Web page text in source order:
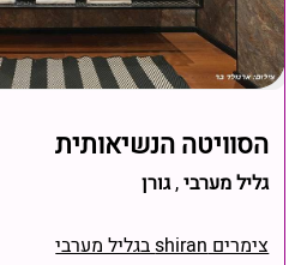
הסוויטה הנשיאותית
גליל מערבי,גורן
צימרים shiran בגליל מערבי